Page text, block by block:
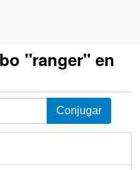
"ranger" en